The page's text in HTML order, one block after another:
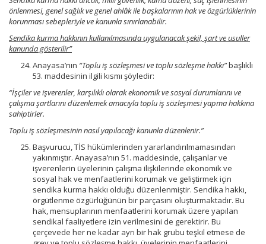
önlenmesi, genel sağlık ve genel ahlâk ile başkalarının hak ve özgürlüklerinin
korunması sebepleriyle ve kanunla sınırlanabilir.
Sendika kurma hakkının kullanılmasında uygulanacak şekil, şart ve usuller
kanunda gösterilir”
Anayasa’nın “Toplu iş sözleşmesi ve toplu sözleşme hakkı”başlıklı
53. maddesinin ilgili kısmı şöyledir:
“İşçiler ve işverenler, karşılıklı olarak ekonomik ve sosyal durumlarını ve
çalışma şartlarını düzenlemek amacıyla toplu iş sözleşmesi yapma hakkına
sahiptirler.
Toplu iş sözleşmesinin nasıl yapılacağı kanunla düzenlenir.”
Başvurucu, TİS hükümlerinden yararlandırılmamasından
yakınmıştır. Anayasa’nın 51. maddesinde, çalışanlar ve
işverenlerin üyelerinin çalışma ilişkilerinde ekonomik ve
sosyal hak ve menfaatlerini korumak ve geliştirmek için
sendika kurma hakkı olduğu düzenlenmiştir. Sendika hakkı,
örgütlenme özgürlüğünün bir parçasını oluşturmaktadır. Bu
hak, mensuplarının menfaatlerini korumak üzere yapılan
sendikal faaliyetlere izin verilmesini de gerektirir. Bu
çerçevede her ne kadar ayrı bir hak grubu teşkil etmese de